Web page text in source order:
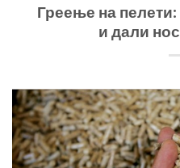
Греење на
и дали